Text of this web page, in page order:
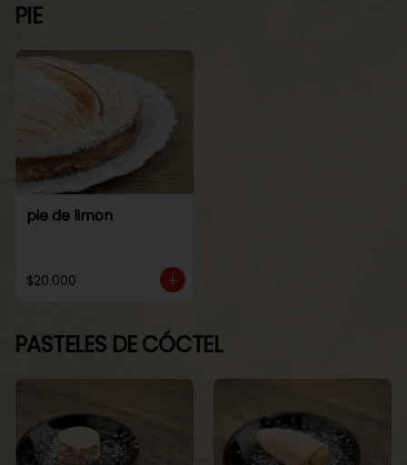
PIE
pie de limon
$20.000
PASTELES DE CÓCTEL